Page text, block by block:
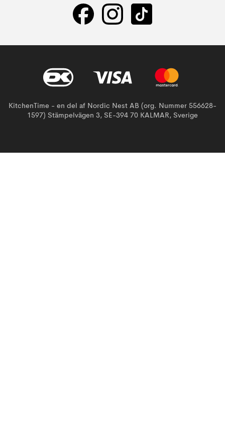
KitchenTime - en del af Nordic Nest AB (org. Nummer 556628-
1597) Stämpelvägen 3, SE-394 70 KALMAR, Sverige